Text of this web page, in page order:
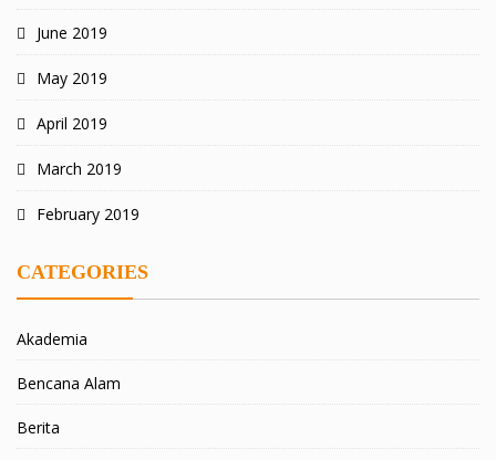
June 2019
May 2019
April 2019
March 2019
February 2019
CATEGORIES
Akademia
Bencana Alam
Berita